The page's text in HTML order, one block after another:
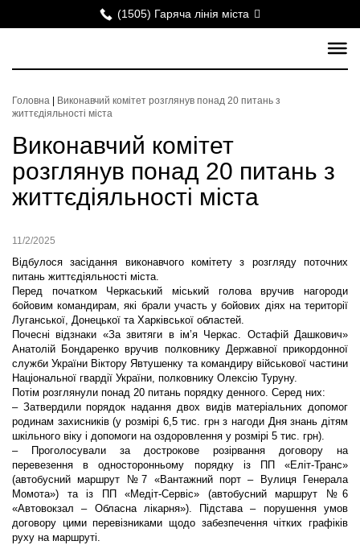
(1505) Гаряча лінія міста
Головна
Виконавчий комітет розглянув понад 20 питань з
життєдіяльності міста
Виконавчий комітет
розглянув понад 20 питань з
життєдіяльності міста
11/2/2025
Відбулося засідання виконавчого комітету з розгляду поточних
питань життєдіяльності міста.
Перед початком Черкаський міський голова вручив нагороди
бойовим командирам, які брали участь у бойових діях на території
Луганської, Донецької та Харківської областей.
Почесні відзнаки «За звитяги в ім’я Черкас. Остафій Дашкович»
Анатолій Бондаренко вручив полковнику Державної прикордонної
служби України Віктору Явтушенку та командиру військової частини
Національної гвардії України, полковнику Олексію Туруну.
Потім розглянули понад 20 питань порядку денного. Серед них:
– Затвердили порядок надання двох видів матеріальних допомог
родинам захисників (у розмірі 6,5 тис. грн з нагоди Дня знань дітям
шкільного віку і допомоги на оздоровлення у розмірі 5 тис. грн).
– Проголосували за дострокове розірвання договору на
перевезення в односторонньому порядку із ПП «Еліт-Транс»
(автобусний маршрут №7 «Вантажний порт – Вулиця Генерала
Момота») та із ПП «Медіт-Сервіс» (автобусний маршрут №6
«Автовокзал – Обласна лікарня»). Підстава – порушення умов
договору цими перевізниками щодо забезпечення чітких графіків
руху на маршруті.